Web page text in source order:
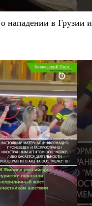
нападении в Грузии